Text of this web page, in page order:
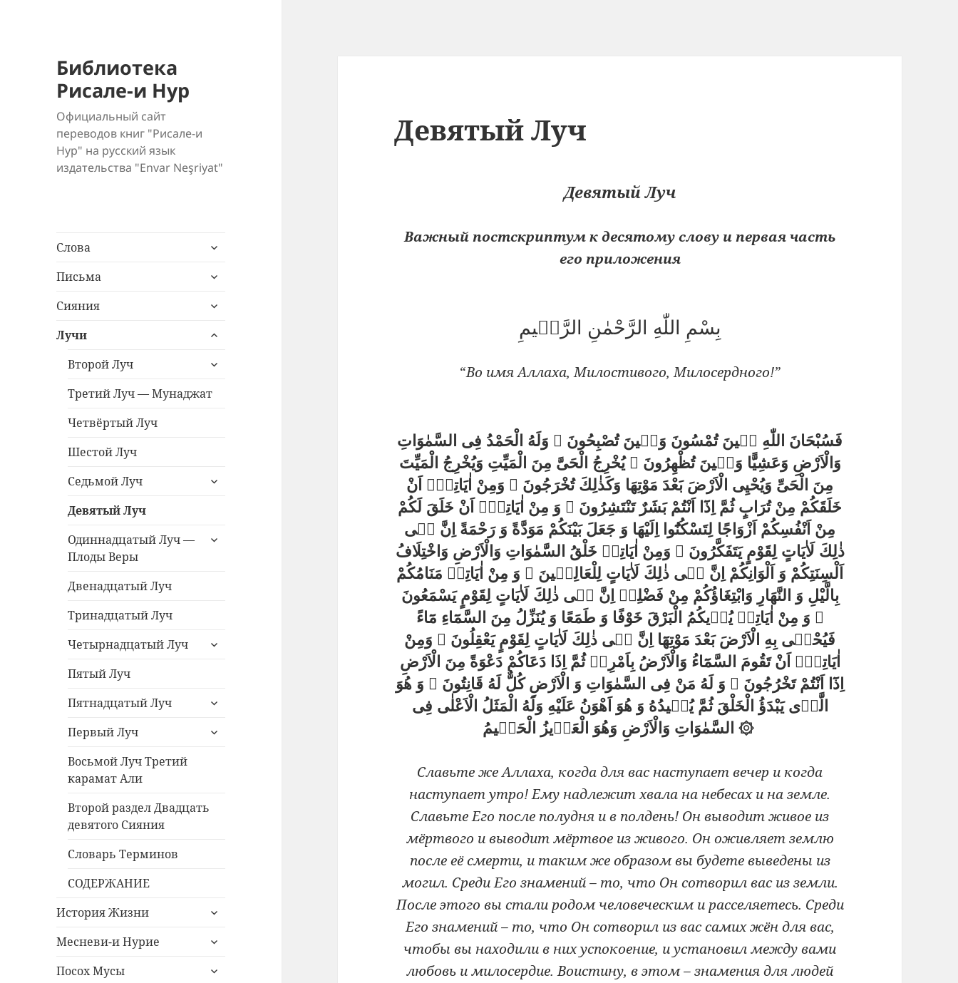
Библиотека
Рисале-и Нур
Официальный сайт
переводов книг "Рисале-и
Нур" на русский язык
издательства "Envar Neşriyat"
Слова
раскрыть
меню
Письма
раскрыть
меню
Сияния
раскрыть
меню
Лучи
раскрыть
меню
Второй Луч
раскрыть
меню
Третий Луч — Мунаджат
Четвёртый Луч
Шестой Луч
Седьмой Луч
раскрыть
Девятый Луч
Одиннадцатый Луч —
Плоды Веры
раскрыть
Двенадцатый Луч
Тринадцатый Луч
Четырнадцатый Луч
раскрыть
Пятый Луч
Пятнадцатый Луч
раскрыть
меню
Первый Луч
раскрыть
Восьмой Луч Третий
карамат Али
Второй раздел Двадцать
девятого Сияния
Словарь Терминов
СОДЕРЖАНИЕ
История Жизни
раскрыть
меню
Месневи-и Нурие
раскрыть
меню
Посох Мусы
раскрыть
Девятый Луч
Девятый Луч
Важный постскриптум к десятому слову и первая часть
его приложения
بِسْمِ اللّٰهِ الرَّحْمٰنِ الرَّحٖيمِ
“Во имя Аллаха, Милостивого, Милосердного!”
فَسُبْحَانَ اللّٰهِ حٖينَ تُمْسُونَ وَحٖينَ تُصْبِحُونَ ۞ وَلَهُ الْحَمْدُ فِى السَّمٰوَاتِ
وَالْاَرْضِ وَعَشِيًّا وَحٖينَ تُظْهِرُونَ ۞ يُخْرِجُ الْحَىَّ مِنَ الْمَيِّتِ وَيُخْرِجُ الْمَيِّتَ
مِنَ الْحَىِّ وَيُحْيِى الْاَرْضَ بَعْدَ مَوْتِهَا وَكَذٰلِكَ تُخْرَجُونَ ۞ وَمِنْ اٰيَاتِهٖٓ اَنْ
خَلَقَكُمْ مِنْ تُرَابٍ ثُمَّ اِذَٓا اَنْتُمْ بَشَرٌ تَنْتَشِرُونَ ۞ وَ مِنْ اٰيَاتِهٖٓ اَنْ خَلَقَ لَكُمْ
مِنْ اَنْفُسِكُمْ اَزْوَاجًا لِتَسْكُنُٓوا اِلَيْهَا وَ جَعَلَ بَيْنَكُمْ مَوَدَّةً وَ رَحْمَةً اِنَّ فٖى
ذٰلِكَ لَاٰيَاتٍ لِقَوْمٍ يَتَفَكَّرُونَ ۞ وَمِنْ اٰيَاتِهٖ خَلْقُ السَّمٰوَاتِ وَالْاَرْضِ وَاخْتِلَافُ
اَلْسِنَتِكُمْ وَ اَلْوَانِكُمْ اِنَّ فٖى ذٰلِكَ لَاٰيَاتٍ لِلْعَالِمٖينَ ۞ وَ مِنْ اٰيَاتِهٖ مَنَامُكُمْ
بِالَّيْلِ وَ النَّهَارِ وَابْتِغَاؤُكُمْ مِنْ فَضْلِهٖ اِنَّ فٖى ذٰلِكَ لَاٰيَاتٍ لِقَوْمٍ يَسْمَعُونَ
۞ وَ مِنْ اٰيَاتِهٖ يُرٖيكُمُ الْبَرْقَ خَوْفًا وَ طَمَعًا وَ يُنَزِّلُ مِنَ السَّمَٓاءِ مَٓاءً
فَيُحْيٖى بِهِ الْاَرْضَ بَعْدَ مَوْتِهَٓا اِنَّ فٖى ذٰلِكَ لَاٰيَاتٍ لِقَوْمٍ يَعْقِلُونَ ۞ وَمِنْ
اٰيَاتِهٖٓ اَنْ تَقُومَ السَّمَٓاءُ وَالْاَرْضُ بِاَمْرِهٖ ثُمَّ اِذَا دَعَاكُمْ دَعْوَةً مِنَ الْاَرْضِ
اِذَٓا اَنْتُمْ تَخْرُجُونَ ۞ وَ لَهُ مَنْ فِى السَّمٰوَاتِ وَ الْاَرْضِ كُلٌّ لَهُ قَانِتُونَ ۞ وَ هُوَ
الَّذٖى يَبْدَؤُ الْخَلْقَ ثُمَّ يُعٖيدُهُ وَ هُوَ اَهْوَنُ عَلَيْهِ وَلَهُ الْمَثَلُ الْاَعْلٰى فِى
السَّمٰوَاتِ وَالْاَرْضِ وَهُوَ الْعَزٖيزُ الْحَكٖيمُ ۞
Славьте же Аллаха, когда для вас наступает вечер и когда
наступает утро! Ему надлежит хвала на небесах и на земле.
Славьте Его после полудня и в полдень! Он выводит живое из
мёртвого и выводит мёртвое из живого. Он оживляет землю
после её смерти, и таким же образом вы будете выведены из
могил. Среди Его знамений – то, что Он сотворил вас из земли.
После этого вы стали родом человеческим и расселяетесь. Среди
Его знамений – то, что Он сотворил из вас самих жён для вас,
чтобы вы находили в них успокоение, и установил между вами
любовь и милосердие. Воистину, в этом – знамения для людей